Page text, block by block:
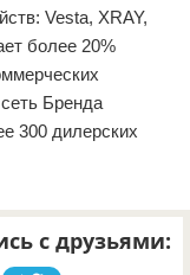
Vesta, XRAY,
более 20%
Бренда
300 дилерских
с друзьями: